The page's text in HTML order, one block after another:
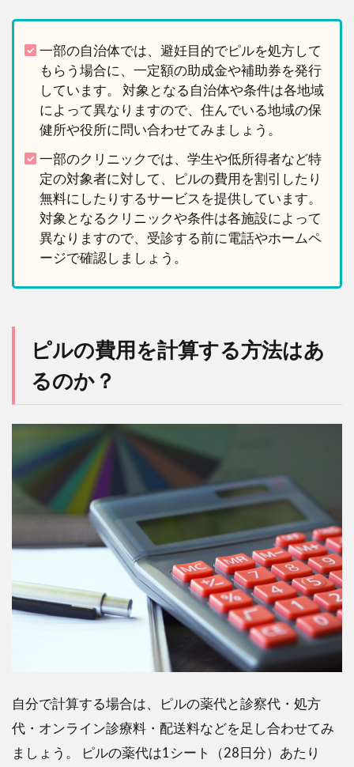
一部の自治体では、避妊目的でピルを処方して
もらう場合に、一定額の助成金や補助券を発行
しています。 対象となる自治体や条件は各地域
によって異なりますので、住んでいる地域の保
健所や役所に問い合わせてみましょう。
一部のクリニックでは、学生や低所得者など特
定の対象者に対して、ピルの費用を割引したり
無料にしたりするサービスを提供しています。
対象となるクリニックや条件は各施設によって
異なりますので、受診する前に電話やホームペ
ージで確認しましょう。
ピルの費用を計算する方法はあ
るのか？
自分で計算する場合は、ピルの薬代と診察代・処方
代・オンライン診療料・配送料などを足し合わせてみ
ましょう。 ピルの薬代は1シート（28日分）あたり